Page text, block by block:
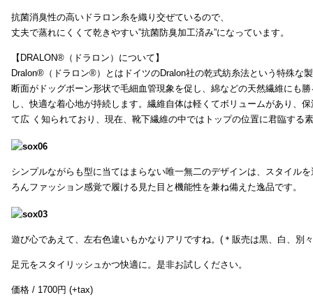
抗菌消臭性の高いドラロン糸を織り交ぜているので、
丈夫で蒸れにくくて乾きやすい”抗菌防臭加工済み”になっています。
【DRALON®（ドラロン）について】
Dralon®（ドラロン®）とはドイツのDralon社の乾式紡糸法という特殊な
断面がドッグボーン形状で毛細血管現象を促し、綿などの天然繊維にも
し、快適な着心地が持続します。繊維自体は軽くてボリュームがあり、
て広 く知られており、現在、靴下繊維の中ではトップの位置に君臨する
シンプルながらも型に当てはまらない唯一無二のデザインは、スタイル
ろんファッション感覚で履ける見た目と機能性を兼ね備えた逸品です。
遊び心であえて、左右色違いもかなりアリですね。(＊販売は黒、白、別
足元をスタイリッシュかつ快適に。是非お試しください。
価格 / 1700円 (+tax)